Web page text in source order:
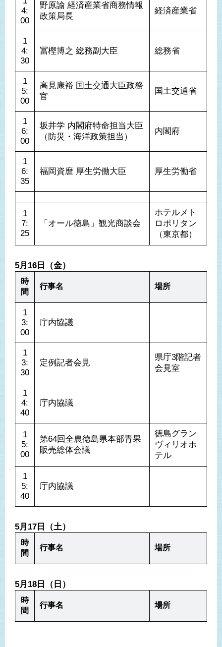
4:
00
野原諭 経済産業省商務情報
政策局長
経済産業省
1
4:
30
冨樫博之 総務副大臣 総務省
1
5:
00
高見康裕 国土交通大臣政務
官
国土交通省
1
6:
00
坂井学 内閣府特命担当大臣
（防災・海洋政策担当）
内閣府
1
6:
35
福岡資麿 厚生労働大臣 厚生労働省
1
7:
25
「オール徳島」観光商談会
ホテルメト
ロポリタン
（東京都）
5月16日（金）
時
間
行事名 場所
1
3:
00
庁内協議
1
3:
30
定例記者会見
県庁3階記者
会見室
1
4:
40
庁内協議
1
5:
00
第64回全農徳島県本部青果
販売総体会議
徳島グラン
ヴィリオホ
テル
1
5:
40
庁内協議
5月17日（土）
時
間
行事名 場所
5月18日（日）
時
間
行事名 場所